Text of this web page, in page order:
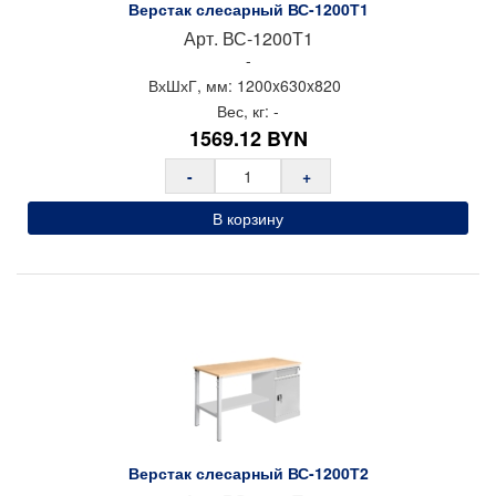
Верстаки слесарные Gresson
Верстаки мобильные LOGITEX (TROLEX XS) ДВК
Столы инструментальные WOKER PRO ДВК
Столы производственные МЕТЕХ
Столы промышленные Gresson
Двухуровневые столы Gresson
Островные столы Gresson
Складные верстаки и козлы строительные Стелла-
Рабочие панели и экраны WOKER ДВК
Комплектующие WOKER ДВК
Комплектующие SMART ДВК
Комплектующие COMBAT ДВК
Верстак слесарный ВС-1200Т1
Арт. ВС-1200Т1
-
ВхШхГ, мм: 1200x630x820
Вес, кг: -
1569.12 BYN
-
+
В корзину
Верстак слесарный ВС-1200Т2